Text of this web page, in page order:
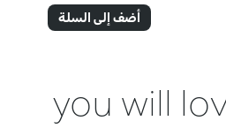
أضف إلى السلة
you will